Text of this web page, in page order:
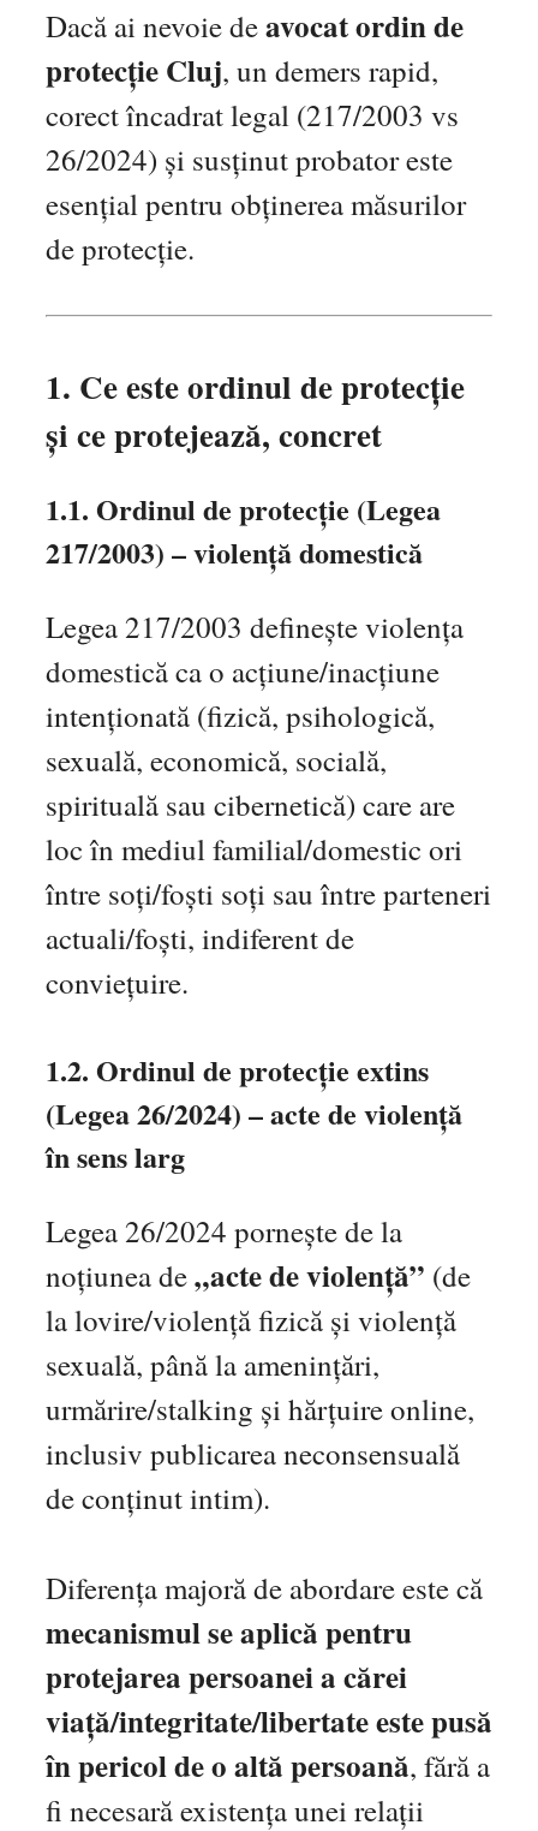
Dacă ai nevoie deavocat ordin de
protecție Cluj, un demers rapid,
corect încadrat legal (217/2003 vs
26/2024) și susținut probator este
esențial pentru obținerea măsurilor
de protecție.
1. Ce este ordinul de protecție
și ce protejează, concret
1.1. Ordinul de protecție (Legea
217/2003) – violență domestică
Legea 217/2003 definește violența
domestică ca o acțiune/inacțiune
intenționată (fizică, psihologică,
sexuală, economică, socială,
spirituală sau cibernetică) care are
loc în mediul familial/domestic ori
între soți/foști soți sau între parteneri
actuali/foști, indiferent de
conviețuire.
1.2. Ordinul de protecție extins
(Legea 26/2024) – acte de violență
în sens larg
Legea 26/2024 pornește de la
noțiunea de„acte de violență” (de
la lovire/violență fizică și violență
sexuală, până la amenințări,
urmărire/stalking și hărțuire online,
inclusiv publicarea neconsensuală
de conținut intim).
Diferența majoră de abordare este că
mecanismul se aplică pentru
protejarea persoanei a cărei
viață/integritate/libertate este pusă
în pericol de o altă persoană, fără a
fi necesară existența unei relații